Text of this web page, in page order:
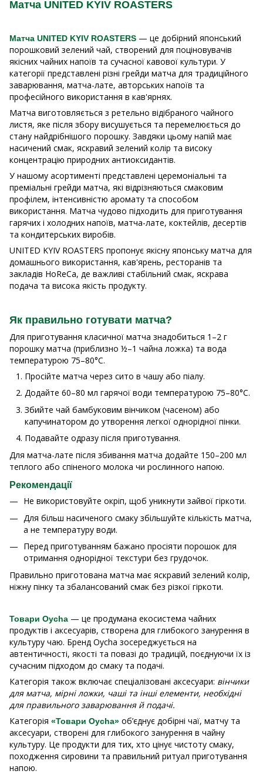
Матча UNITED KYIV ROASTERS
Матча UNITED KYIV ROASTERS — це добірний японський
порошковий зелений чай, створений для поціновувачів
якісних чайних напоїв та сучасної кавової культури. У
категорії представлені різні грейди матча для традиційного
заварювання, матча-лате, авторських напоїв та
професійного використання в кав'ярнях.
Матча виготовляється з ретельно відібраного чайного
листя, яке після збору висушується та перемелюється до
стану найдрібнішого порошку. Завдяки цьому напій має
насичений смак, яскравий зелений колір та високу
концентрацію природних антиоксидантів.
У нашому асортименті представлені церемоніальні та
преміальні грейди матча, які відрізняються смаковим
профілем, інтенсивністю аромату та способом
використання. Матча чудово підходить для приготування
гарячих і холодних напоїв, матча-лате, коктейлів, десертів
та кондитерських виробів.
UNITED KYIV ROASTERS пропонує якісну японську матча для
домашнього використання, кав'ярень, ресторанів та
закладів HoReCa, де важливі стабільний смак, яскрава
подача та висока якість продукту.
Як правильно готувати матча?
Для приготування класичної матча знадобиться 1–2 г
порошку матча (приблизно ½–1 чайна ложка) та вода
температурою 75–80°C.
Просійте матча через сито в чашу або піалу.
Додайте 60–80 мл гарячої води температурою 75–80°C.
Збийте чай бамбуковим вінчиком (часеном) або
капучинатором до утворення легкої однорідної пінки.
Подавайте одразу після приготування.
Для матча-лате після збивання матча додайте 150–200 мл
теплого або спіненого молока чи рослинного напою.
Рекомендації
Не використовуйте окріп, щоб уникнути зайвої гіркоти.
Для більш насиченого смаку збільшуйте кількість матча,
а не температуру води.
Перед приготуванням бажано просіяти порошок для
отримання однорідної текстури без грудочок.
Правильно приготована матча має яскравий зелений колір,
ніжну пінку та збалансований смак без різкої гіркоти.
Товари Oycha — це продумана екосистема чайних
продуктів і аксесуарів, створена для глибокого занурення в
культуру чаю. Бренд Oycha зосереджується на
автентичності, якості та повазі до традицій, поєднуючи їх із
сучасним підходом до смаку та подачі.
Категорія також включає спеціалізовані аксесуари: вінчики
для матча, мірні ложки, чаші та інші елементи, необхідні
для правильного заварювання й подачі.
Категорія «Товари Oycha» об’єднує добірні чаї, матчу та
аксесуари, створені для глибокого занурення в чайну
культуру. Це продукти для тих, хто цінує чистоту смаку,
походження сировини та правильний ритуал приготування
напою.